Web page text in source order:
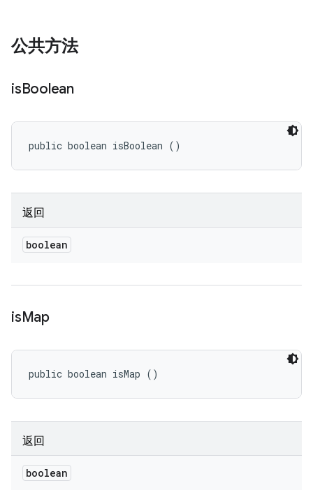
公共方法
isBoolean
public boolean isBoolean ()
返回
boolean
isMap
public boolean isMap ()
返回
boolean